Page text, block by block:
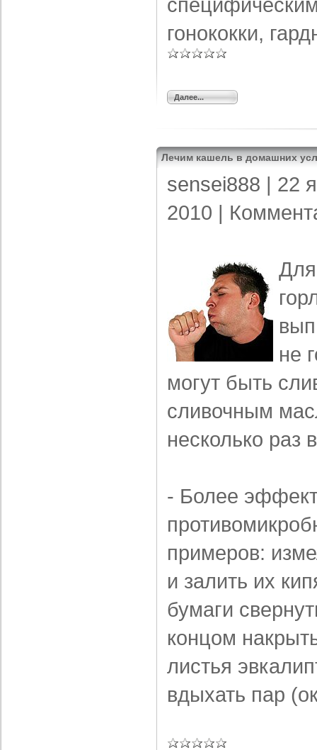
гонококки,
Далее...
Лечим кашель в домашних
sensei888 | 22
2010 |
не
могут быть
сливочным
несколько раз
- Более
примеров:
и залить их
бумаги
концом
листья
вдыхать пар